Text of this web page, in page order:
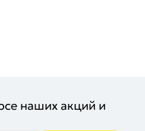
наших акций и